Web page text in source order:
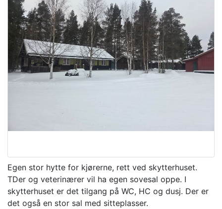
Egen stor hytte for kjørerne, rett ved skytterhuset.
TDer og veterinærer vil ha egen sovesal oppe. I
skytterhuset er det tilgang på WC, HC og dusj. Der er
det også en stor sal med sitteplasser.